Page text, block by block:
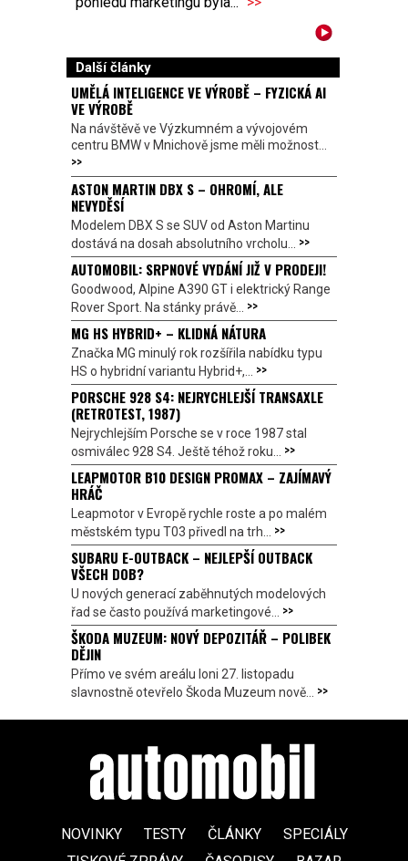
Další články
UMĚLÁ INTELIGENCE VE VÝROBĚ – FYZICKÁ AI
VE VÝROBĚ
Na návštěvě ve Výzkumném a vývojovém
centru BMW v Mnichově jsme měli možnost...
>>
ASTON MARTIN DBX S – OHROMÍ, ALE
NEVYDĚSÍ
Modelem DBX S se SUV od Aston Martinu
dostává na dosah absolutního vrcholu... >>
AUTOMOBIL: SRPNOVÉ VYDÁNÍ JIŽ V PRODEJI!
Goodwood, Alpine A390 GT i elektrický Range
Rover Sport. Na stánky právě... >>
MG HS HYBRID+ – KLIDNÁ NÁTURA
Značka MG minulý rok rozšířila nabídku typu
HS o hybridní variantu Hybrid+,... >>
PORSCHE 928 S4: NEJRYCHLEJŠÍ TRANSAXLE
(RETROTEST, 1987)
Nejrychlejším Porsche se v roce 1987 stal
osmiválec 928 S4. Ještě téhož roku... >>
LEAPMOTOR B10 DESIGN PROMAX – ZAJÍMAVÝ
HRÁČ
Leapmotor v Evropě rychle roste a po malém
městském typu T03 přivedl na trh... >>
SUBARU E-OUTBACK – NEJLEPŠÍ OUTBACK
VŠECH DOB?
U nových generací zaběhnutých modelových
řad se často používá marketingové... >>
ŠKODA MUZEUM: NOVÝ DEPOZITÁŘ – POLIBEK
DĚJIN
Přímo ve svém areálu loni 27. listopadu
slavnostně otevřelo Škoda Muzeum nově... >>
NOVINKY TESTY ČLÁNKY
SPECIÁLY